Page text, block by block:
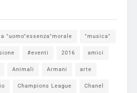
"uomo"essenza"morale "musica"
#eventi 2016 amici
Animali Armani arte
Champions League Chanel